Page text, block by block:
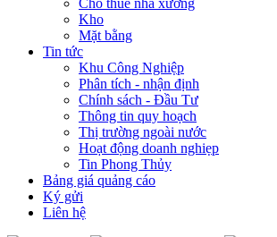
Kho
Mặt bằng
Tin tức
Khu Công Nghiệp
Phân tích - nhận định
Chính sách - Đầu Tư
Thông tin quy hoạch
Thị trường ngoài nước
Hoạt động doanh nghiẹp
Tin Phong Thủy
Bảng giá quảng cáo
Ký gửi
Liên hệ